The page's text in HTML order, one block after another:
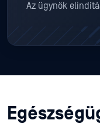
Az ügynök